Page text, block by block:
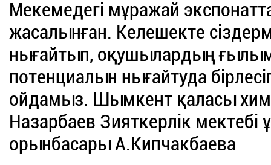
Мекемедегі мұражай
жасалынған. Келешекте
нығайтып, оқушылардың
потенциалын нығайтуда
ойдамыз. Шымкент қаласы
Назарбаев Зияткерлік
орынбасары А.Кипчакбаева